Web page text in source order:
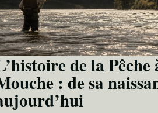
de la Pêche
: de sa